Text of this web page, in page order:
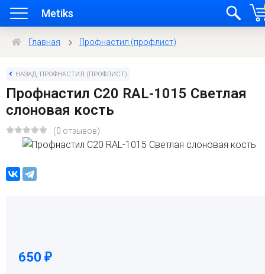
Metiks
Главная Профнастил (профлист)
НАЗАД: ПРОФНАСТИЛ (ПРОФЛИСТ)
Профнастил C20 RAL-1015 Светлая
слоновая кость
(0 отзывов)
650 ₽